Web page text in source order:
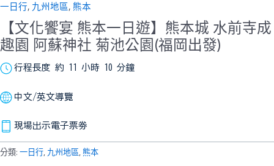
一日行, 九州地區, 熊本
【文化饗宴 熊本一日遊】熊本城 水前寺成
趣園 阿蘇神社 菊池公園(福岡出發)
行程長度 約 11 小時 10 分鐘
中文/英文導覽
現場出示電子票劵
分類: 一日行 九州地區 熊本